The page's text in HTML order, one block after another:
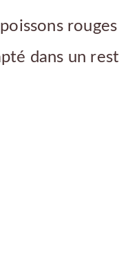
dans un